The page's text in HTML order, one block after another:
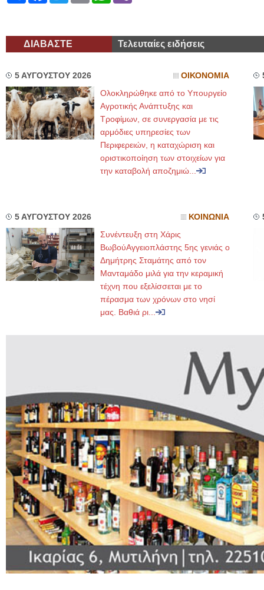
ΔΙΑΒΑΣΤΕ Τελευταίες ειδήσεις
5 ΑΥΓΟΥΣΤΟΥ 2026 ΟΙΚΟΝΟΜΙΑ
Ολοκληρώθηκε από το Υπουργείο
Αγροτικής Ανάπτυξης και
Τροφίμων, σε συνεργασία με τις
αρμόδιες υπηρεσίες των
Περιφερειών, η καταχώριση και
οριστικοποίηση των στοιχείων για
την καταβολή αποζημιώ...
5 ΑΥΓΟΥΣΤΟΥ 2026 ΚΟΙΝΩΝΙΑ
Συνέντευξη στη Χάρις
ΒωβούΑγγειοπλάστης 5ης γενιάς ο
Δημήτρης Σταμάτης από τον
Μανταμάδο μιλά για την κεραμική
τέχνη που εξελίσσεται με το
πέρασμα των χρόνων στο νησί
μας. Βαθιά ρι...